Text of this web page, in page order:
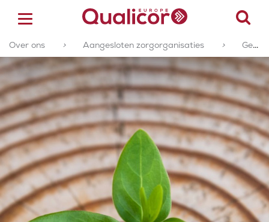
ACCREDITATIE
CERTIFICERING
ACADEMY
ZORGSECTOREN
OVER ONS
Over ons > Aangesloten zorgorganisaties > Geaccrediteerde of gecertificeerde zorgorganisaties